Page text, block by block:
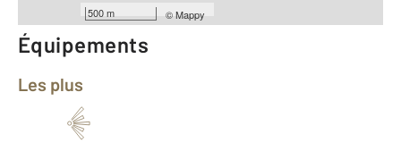
500 m ©Mappy
Équipements
Les plus